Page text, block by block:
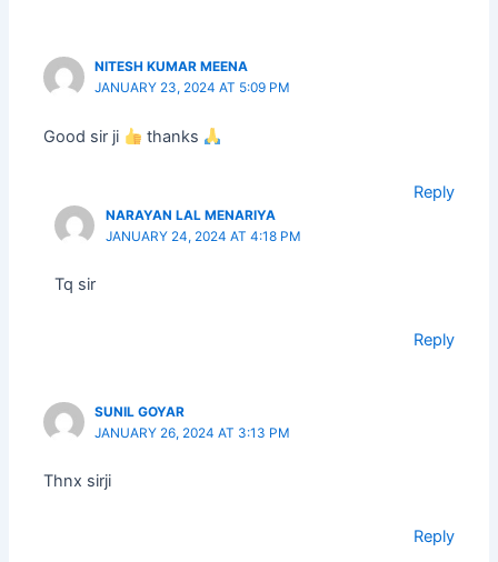
NITESH KUMAR MEENA
JANUARY 23, 2024 AT 5:09 PM
Good sir ji thanks
Reply
NARAYAN LAL MENARIYA
JANUARY 24, 2024 AT 4:18 PM
Tq sir
Reply
SUNIL GOYAR
JANUARY 26, 2024 AT 3:13 PM
Thnx sirji
Reply